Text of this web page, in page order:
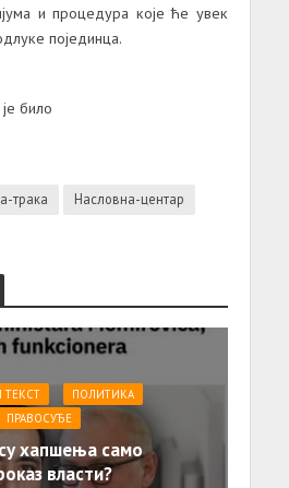
и процедура које ће увек
појединца.
било
трака
Насловна-центар
ТЕКСТ
ПОЛИТИКА
ПРАВОСУЂЕ
хапшења само
власти?